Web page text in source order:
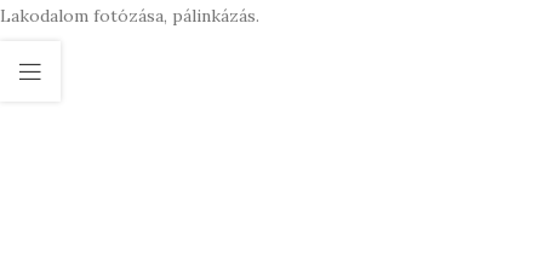
Lakodalom fotózása, pálinkázás.